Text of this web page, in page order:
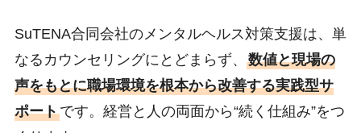
SuTENA合同会社のメンタルヘルス対策支援は、単
なるカウンセリングにとどまらず、 数値と現場の
声をもとに職場環境を根本から改善する実践型サ
ポートです。経営と人の両面から“続く仕組み”をつ